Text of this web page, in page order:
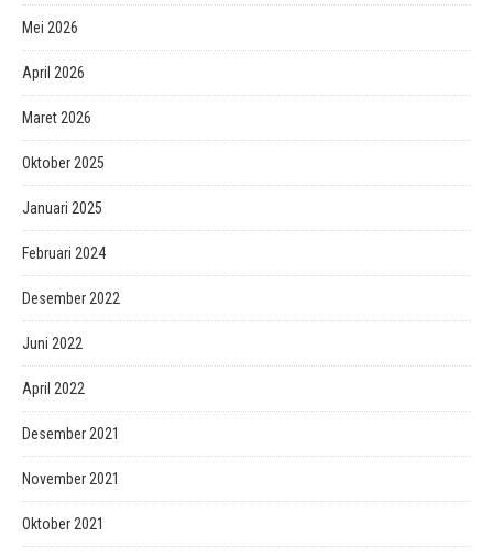
Mei 2026
April 2026
Maret 2026
Oktober 2025
Januari 2025
Februari 2024
Desember 2022
Juni 2022
April 2022
Desember 2021
November 2021
Oktober 2021